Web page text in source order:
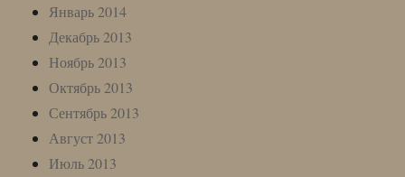
Январь 2014
Декабрь 2013
Ноябрь 2013
Октябрь 2013
Сентябрь 2013
Август 2013
Июль 2013